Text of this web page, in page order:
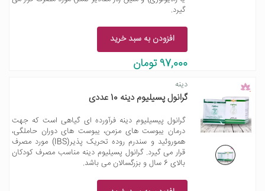
گیرد.
افزودن به سبد خرید
97,000 تومان
دینه
گرانول پسیلیوم دینه 10 عددی
گرانول پیسیلیوم دینه فرآورده ای گیاهی است که جهت
درمان یبوست های مزمن، یبوست های دوران حاملگی،
هموروئید و سندرم روده تحریک پذیر(IBS) مورد مصرف
قرار می گیرد. گرانول پسیلیوم دینه مناسب مصرف کودکان
بالای 6 سال و بزرگسالان می باشد.